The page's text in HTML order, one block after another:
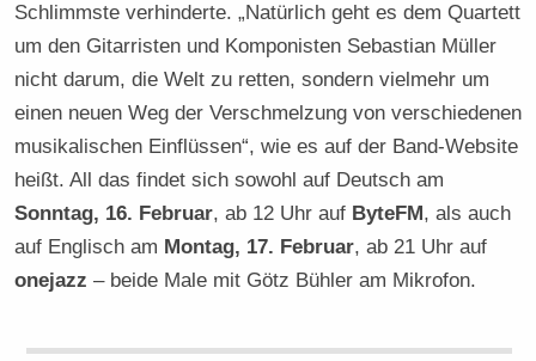
Schlimmste verhinderte. „Natürlich geht es dem Quartett
um den Gitarristen und Komponisten Sebastian Müller
nicht darum, die Welt zu retten, sondern vielmehr um
einen neuen Weg der Verschmelzung von verschiedenen
musikalischen Einflüssen“, wie es auf der Band-Website
heißt. All das findet sich sowohl auf Deutsch am
Sonntag, 16. Februar, ab 12 Uhr auf ByteFM, als auch
auf Englisch am Montag, 17. Februar, ab 21 Uhr auf
onejazz – beide Male mit Götz Bühler am Mikrofon.